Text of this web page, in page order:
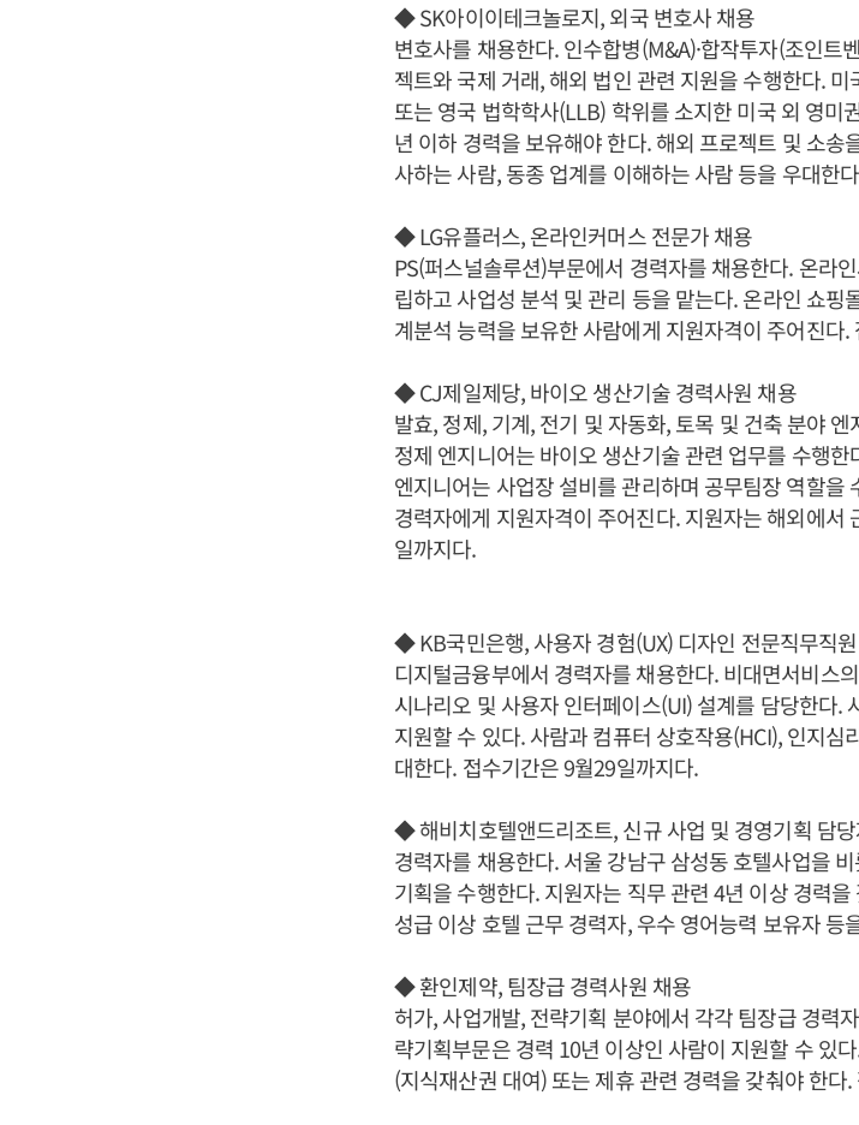
◆ SK아이이테크놀로지, 외국 변호사 채용
변호사를 채용한다. 인수합병(M&A)·합작투자(조인트
젝트와 국제 거래, 해외 법인 관련 지원을 수행한다.
또는 영국 법학학사(LLB) 학위를 소지한 미국 외 영미
년 이하 경력을 보유해야 한다. 해외 프로젝트 및 소송
사하는 사람, 동종 업계를 이해하는 사람 등을 우대한
◆ LG유플러스, 온라인커머스 전문가 채용
PS(퍼스널솔루션)부문에서 경력자를 채용한다. 온라
립하고 사업성 분석 및 관리 등을 맡는다. 온라인 쇼핑
계분석 능력을 보유한 사람에게 지원자격이 주어진다
◆ CJ제일제당, 바이오 생산기술 경력사원 채용
발효, 정제, 기계, 전기 및 자동화, 토목 및 건축 분야
정제 엔지니어는 바이오 생산기술 관련 업무를 수행한
엔지니어는 사업장 설비를 관리하며 공무팀장 역할을
경력자에게 지원자격이 주어진다. 지원자는 해외에서
일까지다.
◆ KB국민은행, 사용자 경험(UX) 디자인 전문직무직
디지털금융부에서 경력자를 채용한다. 비대면서비스
시나리오 및 사용자 인터페이스(UI) 설계를 담당한다.
지원할 수 있다. 사람과 컴퓨터 상호작용(HCI), 인지
대한다. 접수기간은 9월29일까지다.
◆ 해비치호텔앤드리조트, 신규 사업 및 경영기획 담
경력자를 채용한다. 서울 강남구 삼성동 호텔사업을
기획을 수행한다. 지원자는 직무 관련 4년 이상 경력을
성급 이상 호텔 근무 경력자, 우수 영어능력 보유자
◆ 환인제약, 팀장급 경력사원 채용
허가, 사업개발, 전략기획 분야에서 각각 팀장급 경력
략기획부문은 경력 10년 이상인 사람이 지원할 수 있
(지식재산권 대여) 또는 제휴 관련 경력을 갖춰야 한